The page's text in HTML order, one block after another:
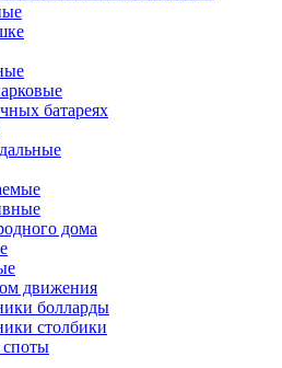
батареях
дома
движения
болларды
столбики